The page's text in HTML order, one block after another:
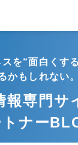
マーケティング
セキュリティ
を“面白くす
かもしれない。
報専門サ
ナー